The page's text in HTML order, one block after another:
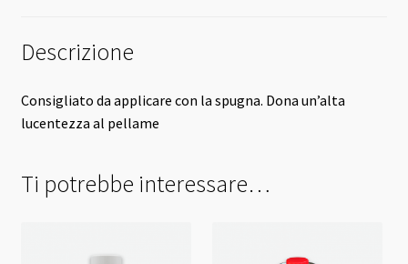
Descrizione
Consigliato da applicare con la spugna. Dona un’alta
lucentezza al pellame
Ti potrebbe interessare…